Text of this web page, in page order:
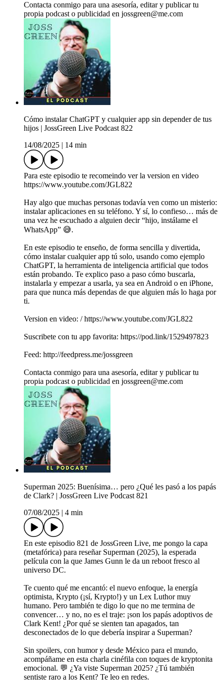
Contacta conmigo para una asesoría, editar y publicar tu
propia podcast o publicidad en jossgreen@me.com
Cómo instalar ChatGPT y cualquier app sin depender de tus
hijos | JossGreen Live Podcast 822
14/08/2025
14 min
Para este episodio te recomeindo ver la version en video
https://www.youtube.com/JGL822
Hay algo que muchas personas todavía ven como un misterio:
instalar aplicaciones en su teléfono. Y sí, lo confieso… más de
una vez he escuchado a alguien decir “hijo, instálame el
WhatsApp” 😅.
En este episodio te enseño, de forma sencilla y divertida,
cómo instalar cualquier app tú solo, usando como ejemplo
ChatGPT, la herramienta de inteligencia artificial que todos
están probando. Te explico paso a paso cómo buscarla,
instalarla y empezar a usarla, ya sea en Android o en iPhone,
para que nunca más dependas de que alguien más lo haga por
ti.
Version en video: / https://www.youtube.com/JGL822
Suscribete con tu app favorita: https://pod.link/1529497823
Feed: http://feedpress.me/jossgreen
Contacta conmigo para una asesoría, editar y publicar tu
propia podcast o publicidad en jossgreen@me.com
Superman 2025: Buenísima… pero ¿Qué les pasó a los papás
de Clark? | JossGreen Live Podcast 821
07/08/2025
4 min
En este episodio 821 de JossGreen Live, me pongo la capa
(metafórica) para reseñar Superman (2025), la esperada
película con la que James Gunn le da un reboot fresco al
universo DC.
Te cuento qué me encantó: el nuevo enfoque, la energía
optimista, Krypto (¡sí, Krypto!) y un Lex Luthor muy
humano. Pero también te digo lo que no me termina de
convencer… y no, no es el traje: ¡son los papás adoptivos de
Clark Kent! ¿Por qué se sienten tan apagados, tan
desconectados de lo que debería inspirar a Superman?
Sin spoilers, con humor y desde México para el mundo,
acompáñame en esta charla cinéfila con toques de kryptonita
emocional. 💬 ¿Ya viste Superman 2025? ¿Tú también
sentiste raro a los Kent? Te leo en redes.